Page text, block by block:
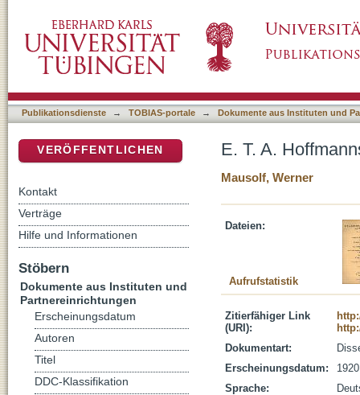
Publikationsdienste → TOBIAS-portale → Dokumente aus Instituten und
E. T. A.
Mausolf, Werner
Dateien:
Aufrufstatistik
Zitierfähiger Link
(URI):
Dokumentart:
Erscheinungsdatum:
1920
Sprache:
VERÖFFENTLICHEN
Kontakt
Verträge
Hilfe und Informationen
Stöbern
Dokumente aus Instituten und
Partnereinrichtungen
Erscheinungsdatum
Autoren
Titel
DDC-Klassifikation